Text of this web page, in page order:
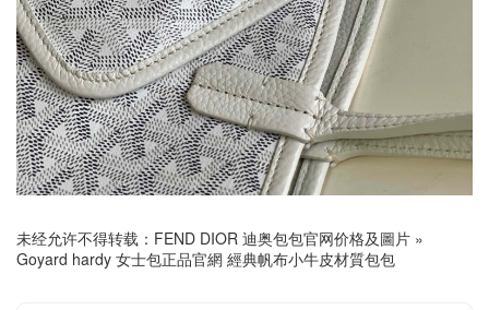
未经允许不得转载： FEND DIOR 迪奥包包官网价格及圖片 »
Goyard hardy 女士包正品官網 經典帆布小牛皮材質包包